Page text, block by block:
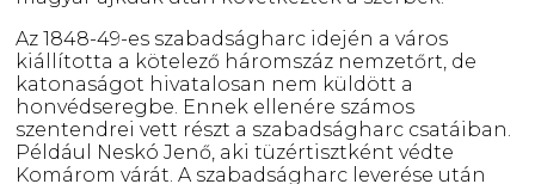
Az 1848-49-es szabadságharc idején a város
kiállította a kötelező háromszáz nemzetőrt, de
katonaságot hivatalosan nem küldött a
honvédseregbe. Ennek ellenére számos
szentendrei vett részt a szabadságharc csatáiban.
Például Neskó Jenő, aki tüzértisztként védte
Komárom várát. A szabadságharc leverése után